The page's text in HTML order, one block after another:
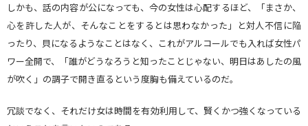
しかも、話の内容が公になっても、今の女性は心配するほど、「まさか、
心を許した人が、そんなことをするとは思わなかった」と対人不信に陥
ったり、貝になるようなことはなく、これがアルコールでも入れば女性パ
ワー全開で、「誰がどうなろうと知ったことじゃない、明日はあしたの風
が吹く」の調子で開き直るという度胸も備えているのだ。
冗談でなく、それだけ女は時間を有効利用して、賢くかつ強くなっている